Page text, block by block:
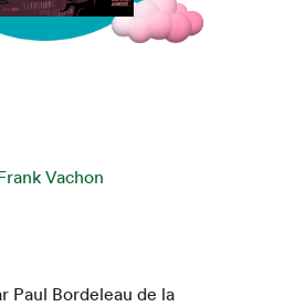
Vachon
Paul Bor­de­leau de la